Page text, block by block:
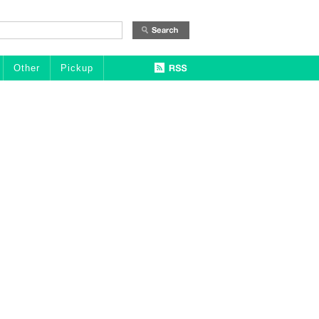
Other Pickup